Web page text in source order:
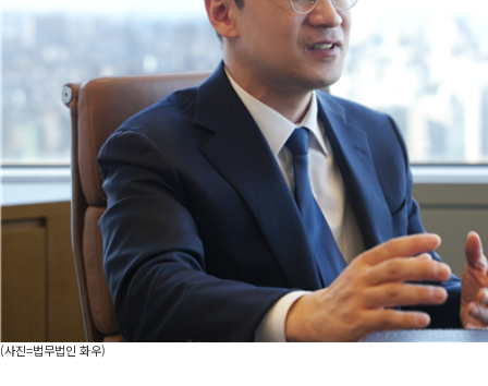
(사진=법무법인 화우)